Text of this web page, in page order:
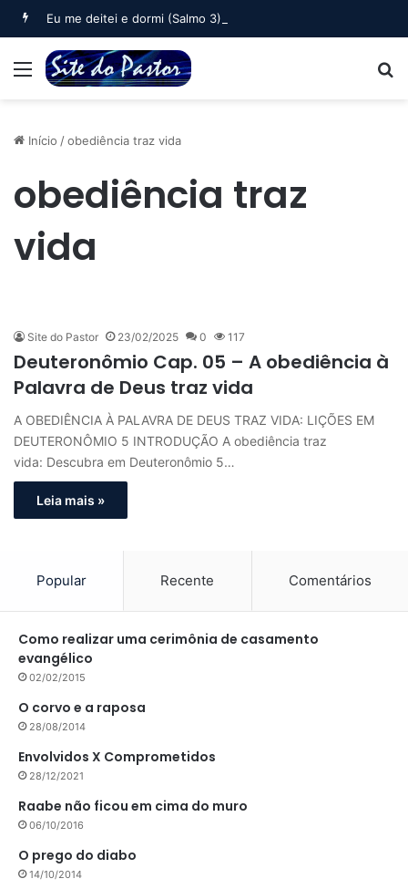
Eu me deitei e dormi (Salmo 3)
Menu
Início /obediência traz vida
obediência traz
vida
Site do Pastor 23/02/2025 0 117
Deuteronômio Cap. 05 – A obediência à
Palavra de Deus traz vida
A OBEDIÊNCIA À PALAVRA DE DEUS TRAZ VIDA: LIÇÕES EM
DEUTERONÔMIO 5 INTRODUÇÃO A obediência traz
vida: Descubra em Deuteronômio 5…
Leia mais »
Popular Recente Comentários
Como realizar uma cerimônia de casamento
evangélico
02/02/2015
O corvo e a raposa
28/08/2014
Envolvidos X Comprometidos
28/12/2021
Raabe não ficou em cima do muro
06/10/2016
O prego do diabo
14/10/2014